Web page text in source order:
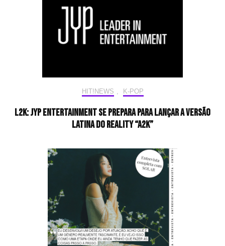
HIT!NEWS K-POP
L2K: JYP Entertainment se prepara para lançar a versão
latina do reality “A2K”